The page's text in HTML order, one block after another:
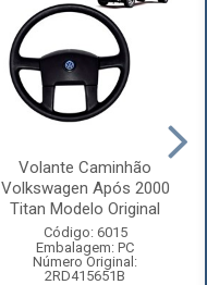
Volante Caminhão
Volkswagen Após 2000
Titan Modelo Original
Código: 6015
Embalagem: PC
Número Original:
2RD415651B